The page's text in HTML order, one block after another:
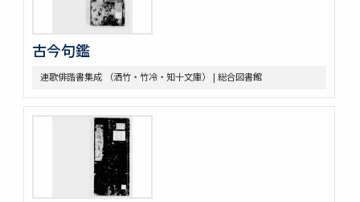
古今句鑑
連歌俳諧書集成 （洒竹・竹冷・知十文庫） | 総合図書館